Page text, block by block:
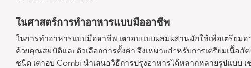
ในศาสตร์การทำอาหารแบบมืออาชีพ
ในการทำอาหารแบบมืออาชีพ เตาอบแบบผสมผสานมักใช้เพื่อเตรียม
ด้วยคุณสมบัติและตัวเลือกการตั้งค่า จึงเหมาะสำหรับการเตรียมเนื้อสั
ชนิด เตาอบ Combi นำเสนอวิธีการปรุงอาหารได้หลากหลายรูปแบบ